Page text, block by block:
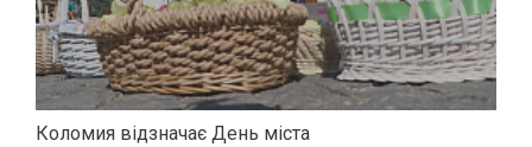
Коломия відзначає День міста